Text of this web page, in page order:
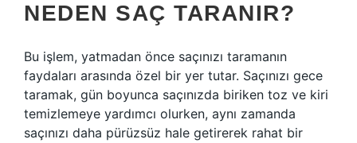
NEDEN SAÇ TARANIR?
Bu işlem, yatmadan önce saçınızı taramanın
faydaları arasında özel bir yer tutar. Saçınızı gece
taramak, gün boyunca saçınızda biriken toz ve kiri
temizlemeye yardımcı olurken, aynı zamanda
saçınızı daha pürüzsüz hale getirerek rahat bir